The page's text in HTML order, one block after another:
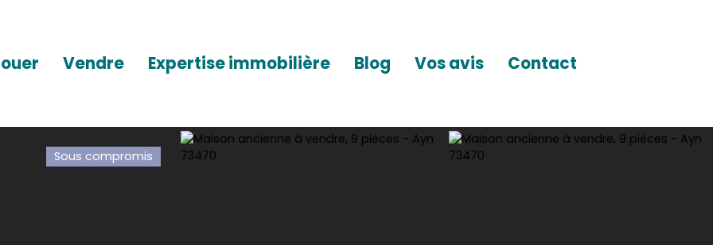
Vendre Expertise immobilière Blog Vos avis Contact
Sous compromis